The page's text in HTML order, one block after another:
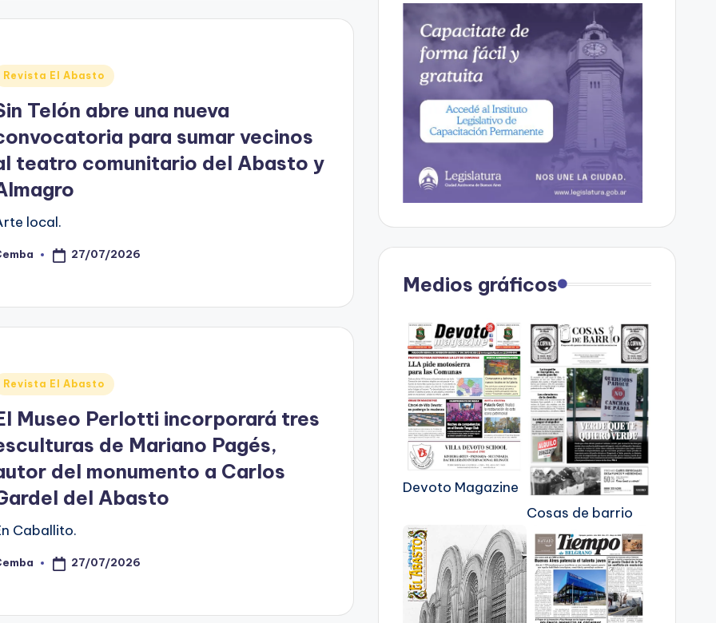
Revista El Abasto
Telón abre una nueva
para sumar vecinos
teatro comunitario del Abasto y
local.
27/07/2026
Revista El Abasto
Museo Perlotti incorporará tres
de Mariano Pagés,
del monumento a Carlos
del Abasto
Caballito.
27/07/2026
Medios gráficos
Devoto Magazine
Cosas de barrio